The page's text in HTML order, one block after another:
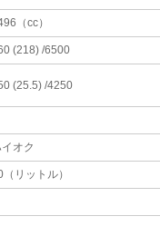
（cc）
(218) /6500
(25.5) /4250
オク
（リットル）